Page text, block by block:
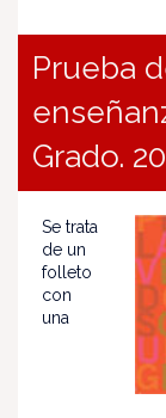
Prueba
Grado.
Se trata
de un
folleto
con
una